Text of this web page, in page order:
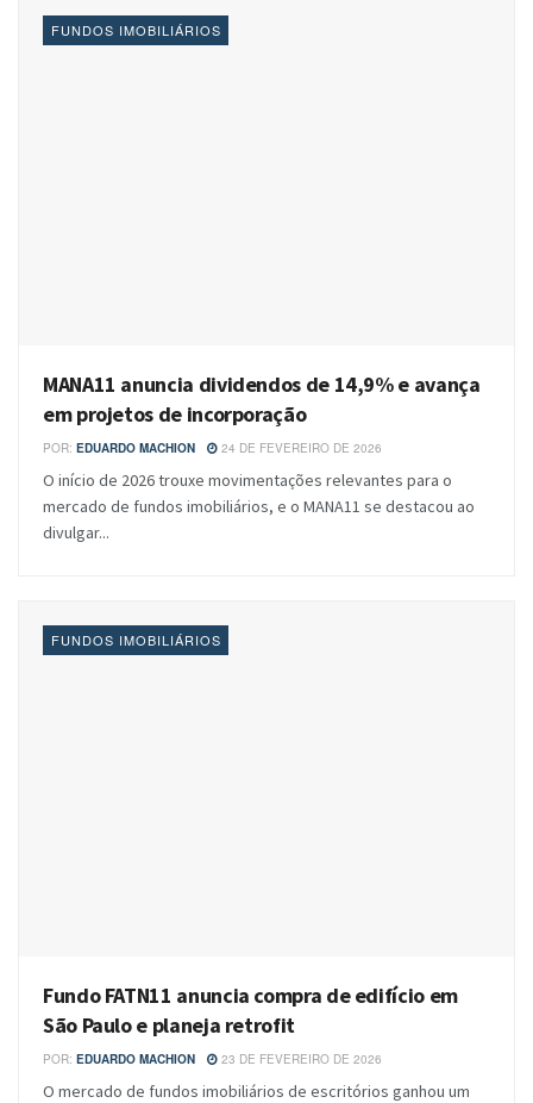
FUNDOS IMOBILIÁRIOS
MANA11 anuncia dividendos de 14,9% e avança
em projetos de incorporação
POR: EDUARDO MACHION 24 DE FEVEREIRO DE 2026
O início de 2026 trouxe movimentações relevantes para o
mercado de fundos imobiliários, e o MANA11 se destacou ao
divulgar...
FUNDOS IMOBILIÁRIOS
Fundo FATN11 anuncia compra de edifício em
São Paulo e planeja retrofit
POR: EDUARDO MACHION 23 DE FEVEREIRO DE 2026
O mercado de fundos imobiliários de escritórios ganhou um